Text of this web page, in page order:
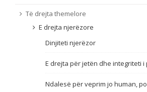
Nën burim
Të drejta themelore
E drejta njerëzore
Dinjiteti njerëzor
E drejta për jetën dhe integriteti
Ndalesë për veprim jo human,